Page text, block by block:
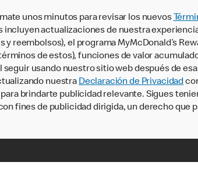
unos minutos para revisar los nuevos
incluyen actualizaciones de nuestra
reembolsos), el programa MyMcDonald’s
de estos), funciones de valor
usando nuestro sitio web después de
nuestra Declaración de Privacidad
brindarte publicidad relevante. Sigues
fines de publicidad dirigida, un derecho que